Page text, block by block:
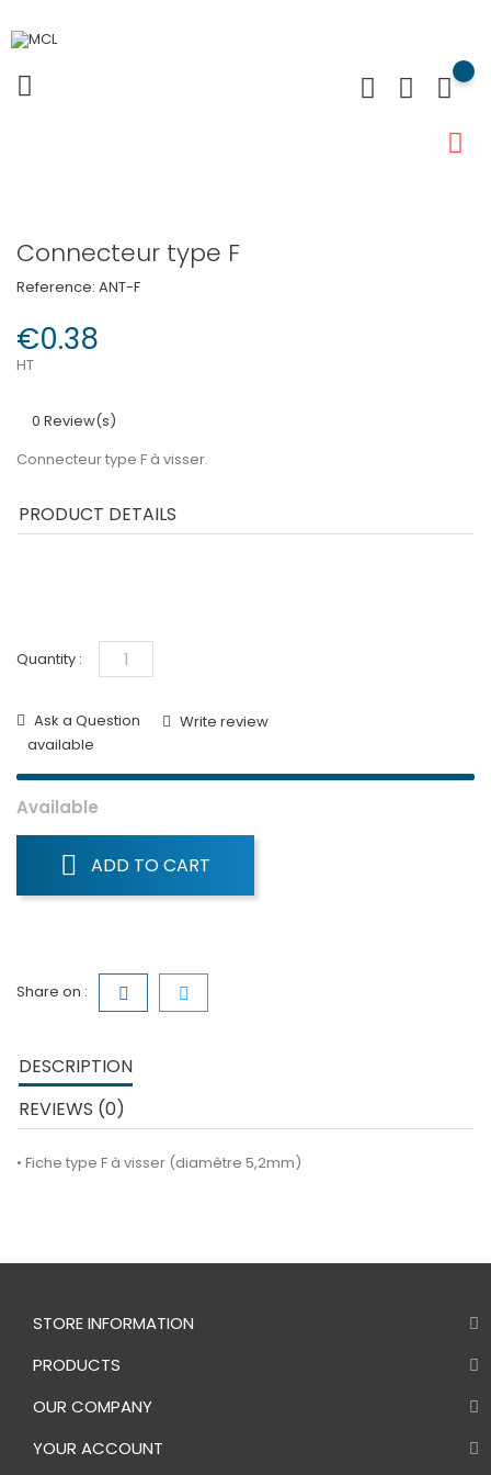
Connecteur type F
Reference: ANT-F
€0.38
HT
0 Review(s)
Connecteur type F à visser.
PRODUCT DETAILS
Quantity :
Ask a Question
Write review
available
Available
ADD TO CART
Share on :
DESCRIPTION
REVIEWS (0)
• Fiche type F à visser (diamètre 5,2mm)
STORE INFORMATION
PRODUCTS
OUR COMPANY
YOUR ACCOUNT